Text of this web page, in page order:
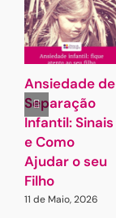
Ansiedade de
Separação
Infantil: Sinais
e Como
Ajudar o seu
Filho
11 de Maio, 2026